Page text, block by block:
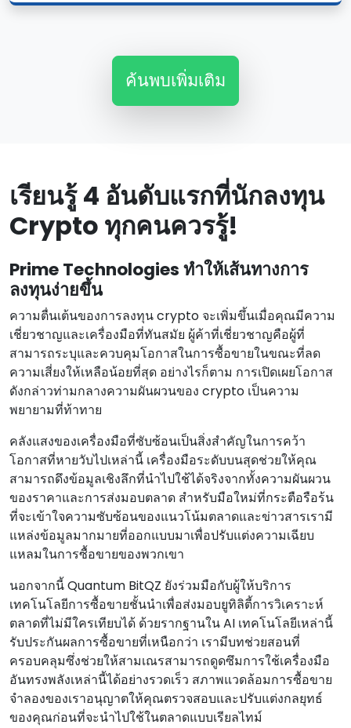
ค้นพบเพิ่มเติม
เรียนรู้ 4 อันดับแรกที่นักลงทุน
Crypto ทุกคนควรรู้!
Prime Technologies ทําให้เส้นทางการ
ลงทุนง่ายขึ้น
ความตื่นเต้นของการลงทุน crypto จะเพิ่มขึ้นเมื่อคุณมีความ
เชี่ยวชาญและเครื่องมือที่ทันสมัย ผู้ค้าที่เชี่ยวชาญคือผู้ที่
สามารถระบุและควบคุมโอกาสในการซื้อขายในขณะที่ลด
ความเสี่ยงให้เหลือน้อยที่สุด อย่างไรก็ตาม การเปิดเผยโอกาส
ดังกล่าวท่ามกลางความผันผวนของ crypto เป็นความ
พยายามที่ท้าทาย
คลังแสงของเครื่องมือที่ซับซ้อนเป็นสิ่งสําคัญในการคว้า
โอกาสที่หายวับไปเหล่านี้ เครื่องมือระดับบนสุดช่วยให้คุณ
สามารถดึงข้อมูลเชิงลึกที่นําไปใช้ได้จริงจากทั้งความผันผวน
ของราคาและการส่งมอบตลาด สําหรับมือใหม่ที่กระตือรือร้น
ที่จะเข้าใจความซับซ้อนของแนวโน้มตลาดและข่าวสารเรามี
แหล่งข้อมูลมากมายที่ออกแบบมาเพื่อปรับแต่งความเฉียบ
แหลมในการซื้อขายของพวกเขา
นอกจากนี้ Quantum BitQZ ยังร่วมมือกับผู้ให้บริการ
เทคโนโลยีการซื้อขายชั้นนําเพื่อส่งมอบยูทิลิตี้การวิเคราะห์
ตลาดที่ไม่มีใครเทียบได้ ด้วยรากฐานใน AI เทคโนโลยีเหล่านี้
รับประกันผลการซื้อขายที่เหนือกว่า เรามีบทช่วยสอนที่
ครอบคลุมซึ่งช่วยให้สามเณรสามารถดูดซึมการใช้เครื่องมือ
อันทรงพลังเหล่านี้ได้อย่างรวดเร็ว สภาพแวดล้อมการซื้อขาย
จําลองของเราอนุญาตให้คุณตรวจสอบและปรับแต่งกลยุทธ์
ของคุณก่อนที่จะนําไปใช้ในตลาดแบบเรียลไทม์